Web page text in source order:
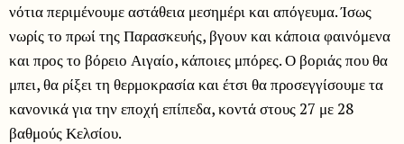
νότια περιμένουμε αστάθεια μεσημέρι και απόγευμα. Ίσως
νωρίς το πρωί της Παρασκευής, βγουν και κάποια φαινόμενα
και προς το βόρειο Αιγαίο, κάποιες μπόρες. Ο βοριάς που θα
μπει, θα ρίξει τη θερμοκρασία και έτσι θα προσεγγίσουμε τα
κανονικά για την εποχή επίπεδα, κοντά στους 27 με 28
βαθμούς Κελσίου.